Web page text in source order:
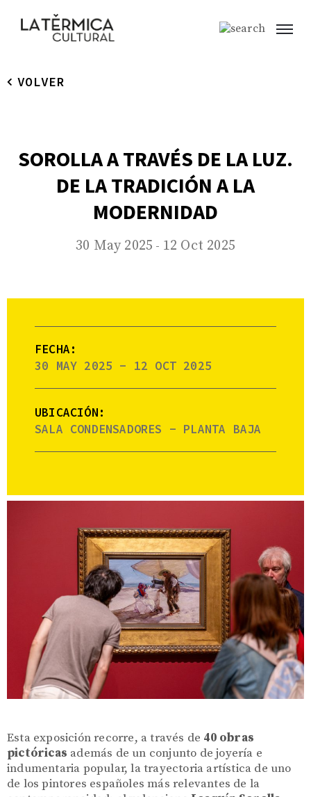
VOLVER
SOROLLA A TRAVÉS DE LA LUZ.
DE LA TRADICIÓN A LA
MODERNIDAD
30 May 2025 - 12 Oct 2025
Esta exposición recorre, a través de 40 obras
pictóricas además de un conjunto de joyería e
indumentaria popular, la trayectoria artística de uno
de los pintores españoles más relevantes de la
FECHA:
30 MAY 2025 - 12 OCT 2025
UBICACIÓN:
SALA CONDENSADORES - PLANTA BAJA